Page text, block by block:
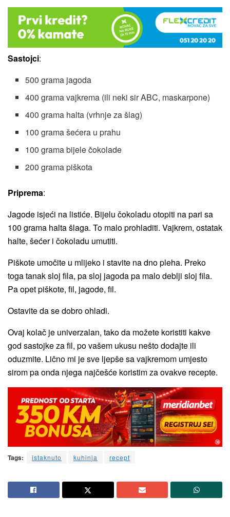
Sastojci:
500 grama jagoda
400 grama vajkrema (ili neki sir ABC, maskarpone)
400 grama halta (vrhnje za šlag)
100 grama šećera u prahu
100 grama bijele čokolade
200 grama piškota
Priprema:
Jagode isjeći na listiće. Bijelu čokoladu otopiti na pari sa
100 grama halta šlaga. To malo prohladiti. Vajkrem, ostatak
halte, šećer i čokoladu umutiti.
Piškote umočite u mlijeko i stavite na dno pleha. Preko
toga tanak sloj fila, pa sloj jagoda pa malo deblji sloj fila.
Pa opet piškote, fil, jagode, fil.
Ostavite da se dobro ohladi.
Ovaj kolač je univerzalan, tako da možete koristiti kakve
god sastojke za fil, po vašem ukusu nešto dodajte ili
oduzmite. Lično mi je sve ljepše sa vajkremom umjesto
sirom pa onda njega najčešće koristim za ovakve recepte.
Tags: istaknuto kuhinja recept